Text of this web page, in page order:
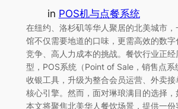
in POS机与点餐系统
在纽约、洛杉矶等华人聚居的北美城市
馆不仅需要地道的口味，更需高效的数
竞争、高人力成本的挑战。餐饮行业正
型，POS系统（Point of Sale，销售点系
收银工具，升级为整合会员运营、外卖
核心引擎。然而，面对琳琅满目的选择，
本文将聚焦北美华人餐饮场景，提供一份